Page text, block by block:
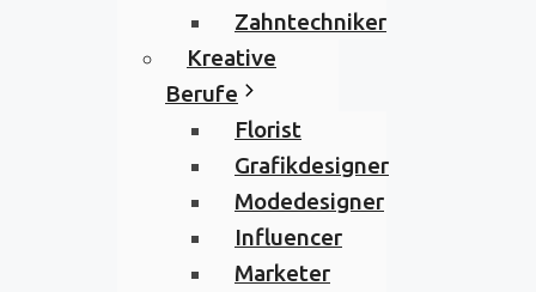
Zahntechniker
Kreative
Berufe
Florist
Grafikdesigner
Modedesigner
Influencer
Marketer